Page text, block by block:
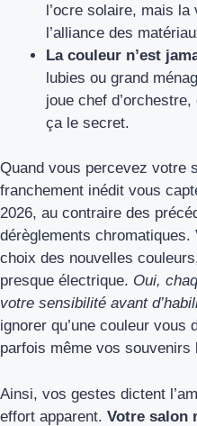
l’ocre solaire, mais
l’alliance des
La couleur n’est
lubies ou grand
joue chef
ça le secret.
Quand vous percevez votre
franchement inédit vous
2026, au contraire des
dérèglements
choix des nouvelles
presque électrique. Oui,
votre sensibilité avant
ignorer qu’une couleur
parfois même vos souvenirs
Ainsi, vos gestes dictent
effort apparent. Votre salon